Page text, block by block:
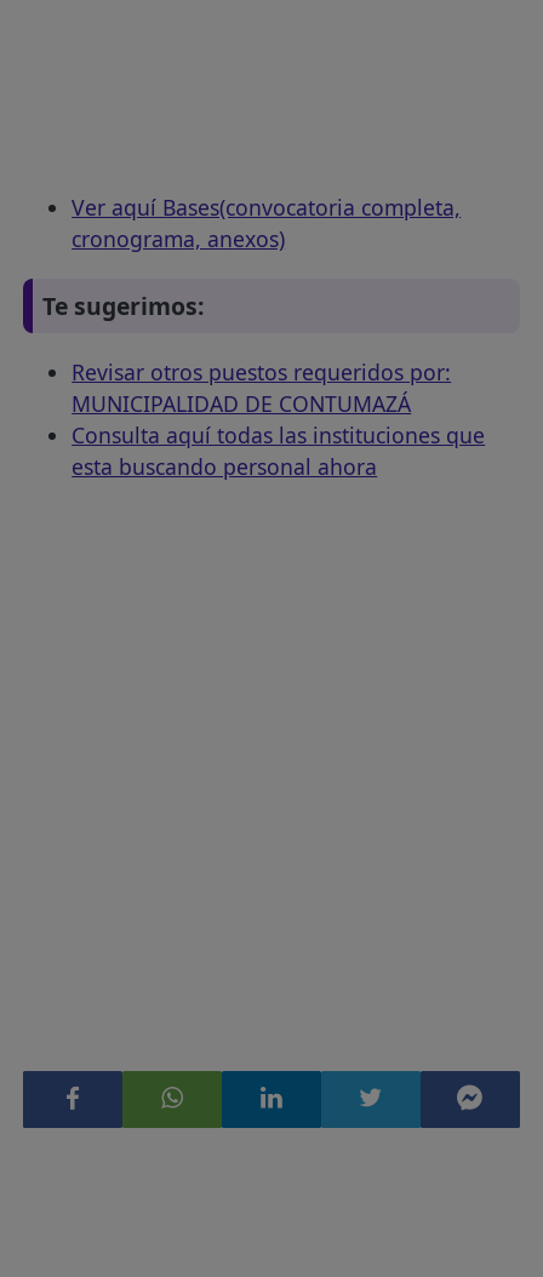
Ver aquí Bases(convocatoria completa,
cronograma, anexos)
Te sugerimos:
Revisar otros puestos requeridos por:
MUNICIPALIDAD DE CONTUMAZÁ
Consulta aquí todas las instituciones que
esta buscando personal ahora